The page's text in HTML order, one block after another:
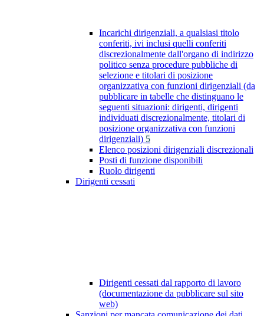
Incarichi dirigenziali, a qualsiasi titolo
conferiti, ivi inclusi quelli conferiti
discrezionalmente dall'organo di indirizzo
politico senza procedure pubbliche di
selezione e titolari di posizione
organizzativa con funzioni dirigenziali (da
pubblicare in tabelle che distinguano le
seguenti situazioni: dirigenti, dirigenti
individuati discrezionalmente, titolari di
posizione organizzativa con funzioni
dirigenziali) 5
Elenco posizioni dirigenziali discrezionali
Posti di funzione disponibili
Ruolo dirigenti
Dirigenti cessati
Dirigenti cessati dal rapporto di lavoro
(documentazione da pubblicare sul sito
web)